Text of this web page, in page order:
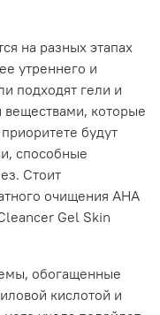
на разных этапах
утреннего и
подходят гели и
которые
будут
способные
Стоит
очищения AHA
Gel Skin
обогащенные
кислотой и